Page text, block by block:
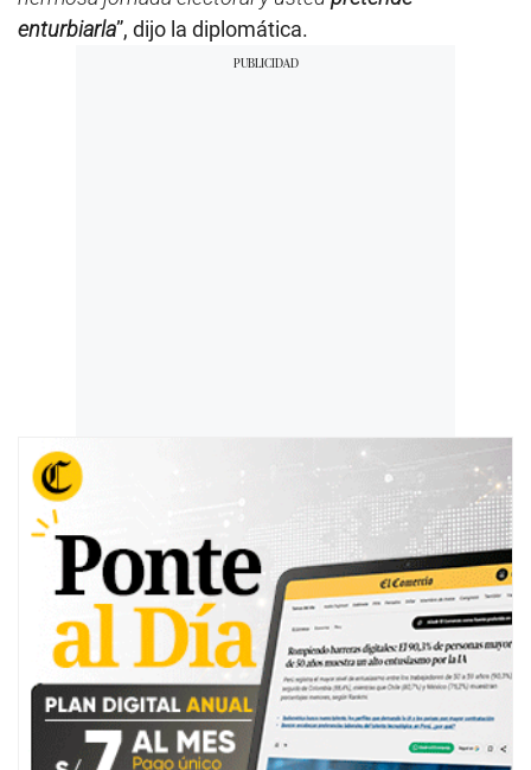
enturbiarla”, dijo la diplomática.